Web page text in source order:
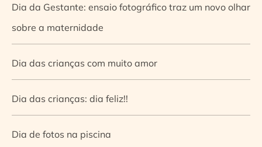
Dia da Gestante: ensaio fotográfico traz um novo olhar
sobre a maternidade
Dia das crianças com muito amor
Dia das crianças: dia feliz!!
Dia de fotos na piscina